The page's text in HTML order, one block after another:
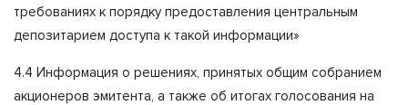
требованиях к порядку предоставления центральным
депозитарием доступа к такой информации»
4.4 Информация о решениях, принятых общим собранием
акционеров эмитента, а также об итогах голосования на